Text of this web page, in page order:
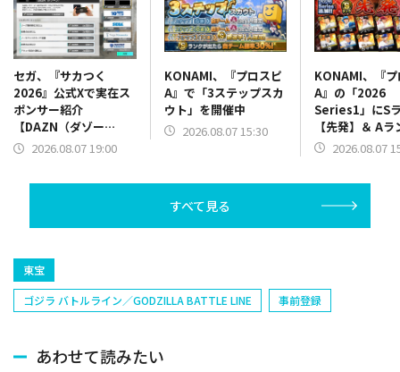
セガ、『サカつく
2026』公式Xで実在ス
ポンサー紹介
【DAZN（ダゾー
ン）】篇をポスト
2026.08.07 19:00
KONAMI、『プロスピ
A』で「3ステップスカ
ウト」を開催中
2026.08.07 15:30
KONAMI、『
A』の「2026
Series1」にS
【先発】＆ Aラ
【野手】新登
塁手)、持丸泰
捕手)など
2026.08.07
すべて見る
東宝
ゴジラ バトルライン／GODZILLA BATTLE LINE
事前登録
あわせて読みたい